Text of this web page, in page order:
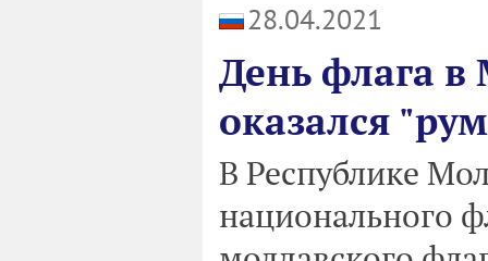
28.04.2021
День флага в
оказался
В Республике
национального